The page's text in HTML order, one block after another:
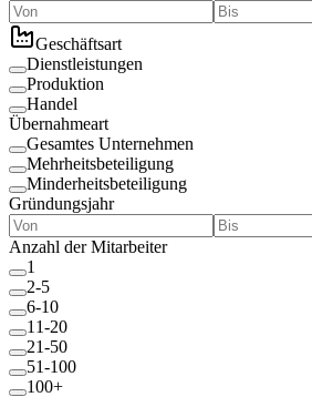
Geschäftsart
Dienstleistungen
Produktion
Handel
Übernahmeart
Gesamtes Unternehmen
Mehrheitsbeteiligung
Minderheitsbeteiligung
Gründungsjahr
Anzahl der Mitarbeiter
1
2-5
6-10
11-20
21-50
51-100
100+